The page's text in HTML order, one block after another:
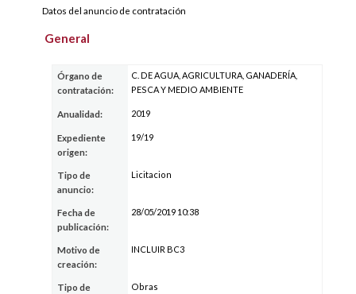
Datos del anuncio de contratación
General
Órgano de
contratación:
C. DE AGUA, AGRICULTURA, GANADERÍA,
PESCA Y MEDIO AMBIENTE
Anualidad: 2019
Expediente
origen:
19/19
Tipo de
anuncio:
Licitacion
Fecha de
publicación:
28/05/2019 10:38
Motivo de
creación:
INCLUIR BC3
Tipo de
Obras